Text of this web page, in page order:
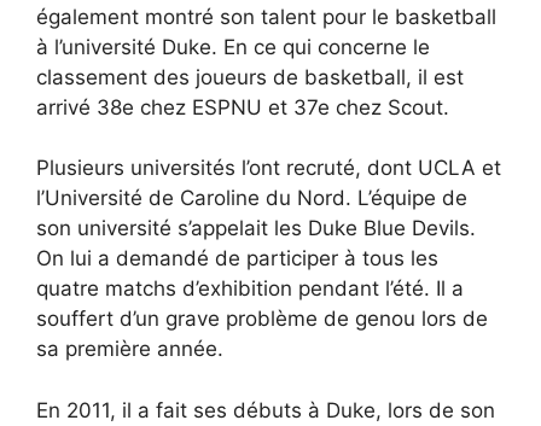
également montré son talent pour le basketball
à l’université Duke. En ce qui concerne le
classement des joueurs de basketball, il est
arrivé 38e chez ESPNU et 37e chez Scout.
Plusieurs universités l’ont recruté, dont UCLA et
l’Université de Caroline du Nord. L’équipe de
son université s’appelait les Duke Blue Devils.
On lui a demandé de participer à tous les
quatre matchs d’exhibition pendant l’été. Il a
souffert d’un grave problème de genou lors de
sa première année.
En 2011, il a fait ses débuts à Duke, lors de son